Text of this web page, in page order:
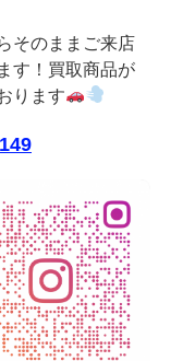
そのままご来店
す！買取商品が
ります